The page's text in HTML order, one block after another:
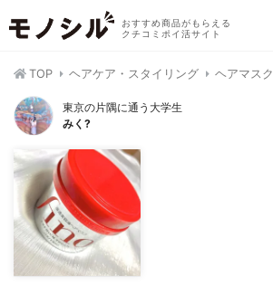
おすすめ商品がもらえる
クチコミポイ活サイト
TOP ヘアケア・スタイリング ヘアマスク
東京の片隅に通う大学生
みく?